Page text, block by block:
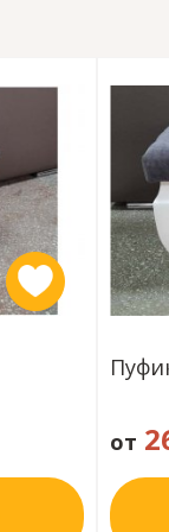
от